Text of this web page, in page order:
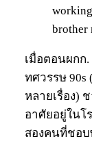
brother
เมื่อตอนผกก.
ทศวรรษ
หลายเรื่อง)
อาศัยอยู่ในโ
สองคนที่ชอ